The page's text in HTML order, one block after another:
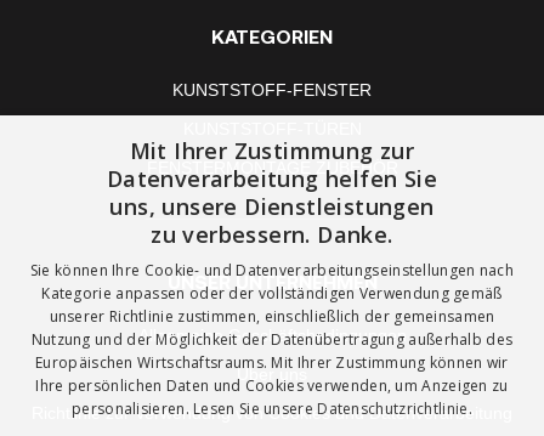
KATEGORIEN
KUNSTSTOFF-FENSTER
FENSTERMONTAGE ZUBEHÖR
UNSER UNTERNEHMEN
Allgemeine Geschäftsbedingungen
Über uns
Richtlinie zur Verwendung von Cookies und Datenverarbeitung
Mit Ihrer Zustimmung zur
Datenverarbeitung helfen Sie
uns, unsere Dienstleistungen
zu verbessern. Danke.
Sie können Ihre Cookie- und Datenverarbeitungseinstellungen nach
Kategorie anpassen oder der vollständigen Verwendung gemäß
unserer Richtlinie zustimmen, einschließlich der gemeinsamen
Nutzung und der Möglichkeit der Datenübertragung außerhalb des
Europäischen Wirtschaftsraums. Mit Ihrer Zustimmung können wir
Ihre persönlichen Daten und Cookies verwenden, um Anzeigen zu
personalisieren. Lesen Sie unsere Datenschutzrichtlinie.